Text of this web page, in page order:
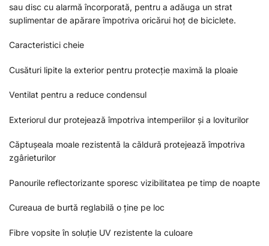
sau disc cu alarmă încorporată, pentru a adăuga un strat
suplimentar de apărare împotriva oricărui hoț de biciclete.
Caracteristici cheie
Cusături lipite la exterior pentru protecție maximă la ploaie
Ventilat pentru a reduce condensul
Exteriorul dur protejează împotriva intemperiilor și a loviturilor
Căptușeala moale rezistentă la căldură protejează împotriva
zgârieturilor
Panourile reflectorizante sporesc vizibilitatea pe timp de noapte
Cureaua de burtă reglabilă o ține pe loc
Fibre vopsite în soluție UV rezistente la culoare